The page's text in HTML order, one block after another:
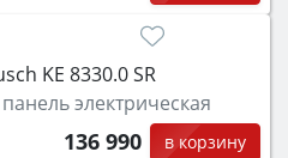
KE 8330.0 SR
электрическая
136 990 в корзину